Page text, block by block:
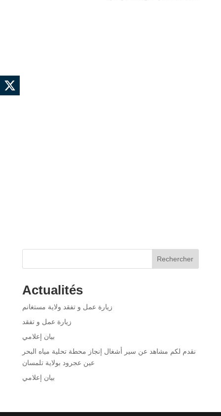
Rechercher
Actualités
زيارة عمل و تفقد ولاية مستغانم
زيارة عمل و تفقد
بيان إعلامي
نقدم لكم مشاهد عن سير أشغال إنجاز محطة تحلية مياه البحر
عين عجرود بولاية تلمسان
بيان إعلامي